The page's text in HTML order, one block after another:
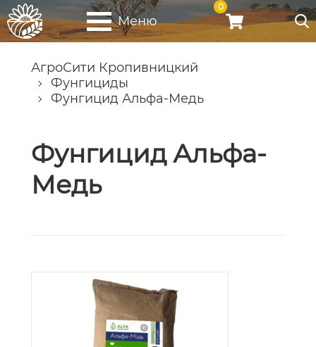
Меню
0
АгроСити Кропивницкий
Фунгициды
Фунгицид Альфа-Медь
Фунгицид Альфа-
Медь